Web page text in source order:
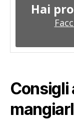
Hai
Consigli